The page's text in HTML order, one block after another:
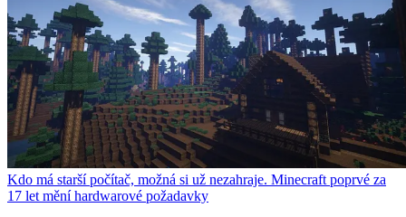
Kdo má starší počítač, možná si už nezahraje. Minecraft poprvé za
17 let mění hardwarové požadavky